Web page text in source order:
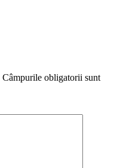
Câmpurile obligatorii sunt